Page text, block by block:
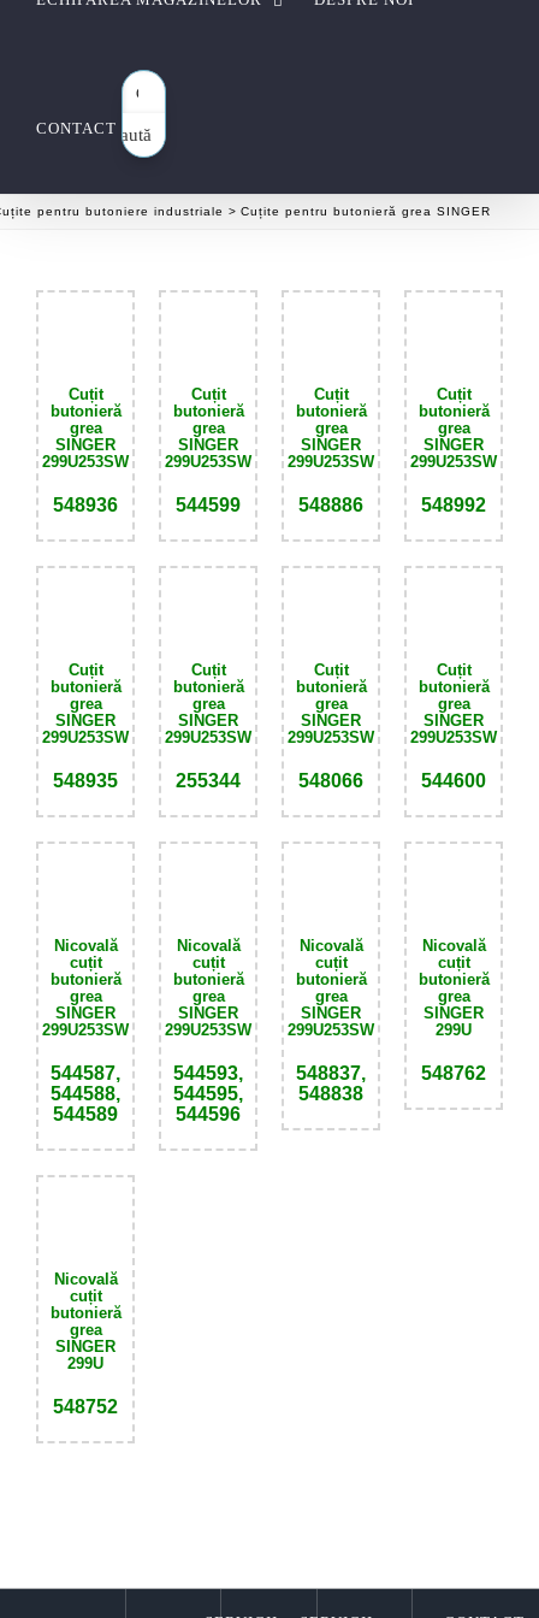
CONTACTCaută
pentru butoniere industriale Cuțite pentru butonieră grea SINGER
Cuțit
butonieră
grea
SINGER
299U253SW
548936
Cuțit
butonieră
grea
SINGER
299U253SW
544599
Cuțit
butonieră
grea
SINGER
299U253SW
548886
Cuțit
butonieră
grea
SINGER
299U253SW
548992
Cuțit
butonieră
grea
SINGER
299U253SW
548935
Cuțit
butonieră
grea
SINGER
299U253SW
255344
Cuțit
butonieră
grea
SINGER
299U253SW
548066
Cuțit
butonieră
grea
SINGER
299U253SW
544600
Nicovală
cuțit
butonieră
grea
SINGER
299U253SW
544587,
544588,
544589
Nicovală
cuțit
butonieră
grea
SINGER
299U253SW
544593,
544595,
544596
Nicovală
cuțit
butonieră
grea
SINGER
299U253SW
548837,
548838
Nicovală
cuțit
butonieră
grea
SINGER
299U
548762
Nicovală
cuțit
butonieră
grea
SINGER
299U
548752